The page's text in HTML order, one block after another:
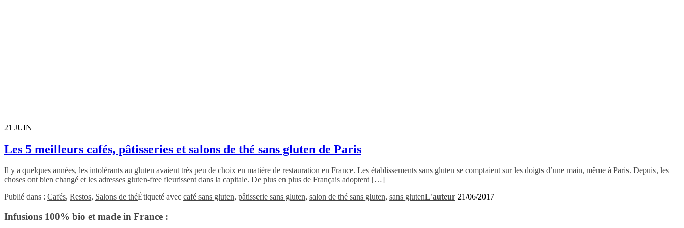
21 JUIN
Les 5 meilleurs cafés, pâtisseries et salons de thé sans gluten de Paris
Il y a quelques années, les intolérants au gluten avaient très peu de choix en matière de restauration en France. Les établissements sans gluten se comptaient sur les doigts d’une main, même à Paris. Depuis, les
choses ont bien changé et les adresses gluten-free fleurissent dans la capitale. De plus en plus de Français adoptent […]
Publié dans : Cafés, Restos, Salons de théÉtiqueté avec café sans gluten, pâtisserie sans gluten, salon de thé sans gluten, sans glutenL'auteur 21/06/2017
Infusions 100% bio et made in France :